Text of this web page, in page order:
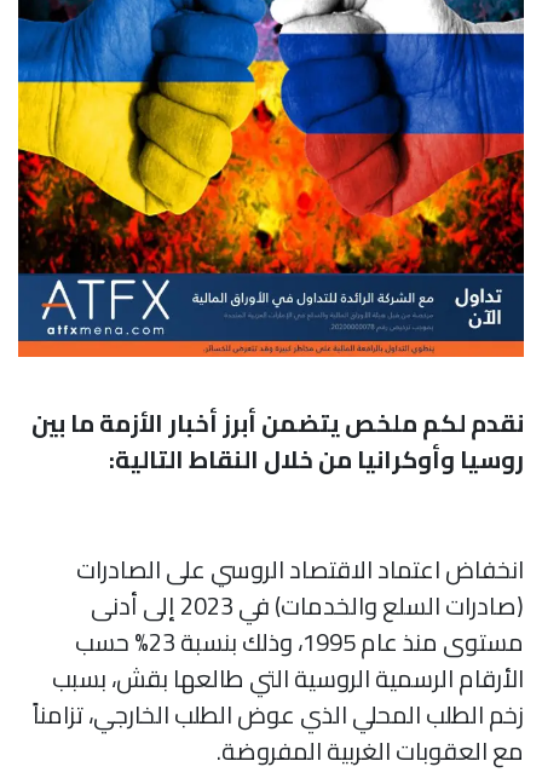
نقدم لكم ملخص يتضمن أبرز أخبار الأزمة ما بين
روسيا وأوكرانيا من خلال النقاط التالية:
انخفاض اعتماد الاقتصاد الروسي على الصادرات
(صادرات السلع والخدمات) في 2023 إلى أدنى
مستوى منذ عام 1995، وذلك بنسبة 23% حسب
الأرقام الرسمية الروسية التي طالعها بقش، بسبب
زخم الطلب المحلي الذي عوض الطلب الخارجي، تزامناً
مع العقوبات الغربية المفروضة.